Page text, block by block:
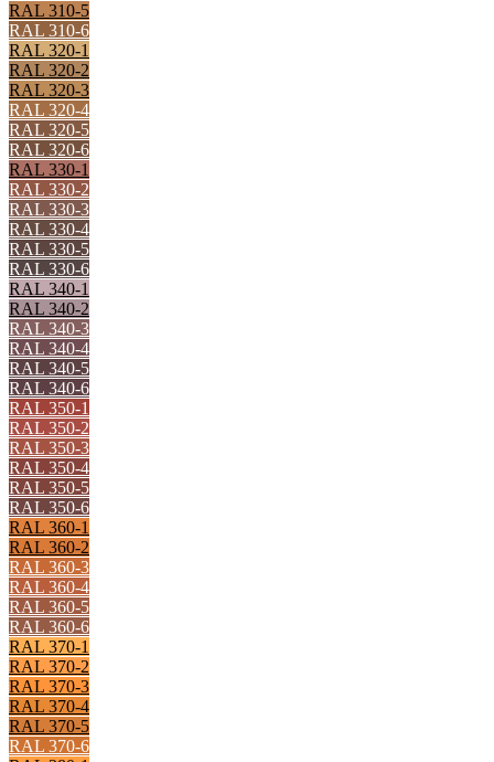
RAL 310-5
RAL 310-6
RAL 320-1
RAL 320-2
RAL 320-3
RAL 320-4
RAL 320-5
RAL 320-6
RAL 330-1
RAL 330-2
RAL 330-3
RAL 330-4
RAL 330-5
RAL 330-6
RAL 340-1
RAL 340-2
RAL 340-3
RAL 340-4
RAL 340-5
RAL 340-6
RAL 350-1
RAL 350-2
RAL 350-3
RAL 350-4
RAL 350-5
RAL 350-6
RAL 360-1
RAL 360-2
RAL 360-3
RAL 360-4
RAL 360-5
RAL 360-6
RAL 370-1
RAL 370-2
RAL 370-3
RAL 370-4
RAL 370-5
RAL 370-6